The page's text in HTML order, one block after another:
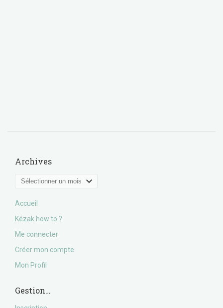
Archives
Archives
Accueil
Kézak how to ?
Me connecter
Créer mon compte
Mon Profil
Gestion…